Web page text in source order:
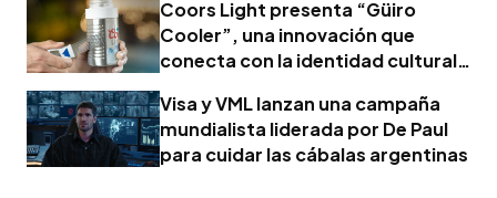
Coors Light presenta “Güiro
Cooler”, una innovación que
conecta con la identidad cultural
Visa y VML lanzan una campaña
mundialista liderada por De Paul
para cuidar las cábalas argentinas